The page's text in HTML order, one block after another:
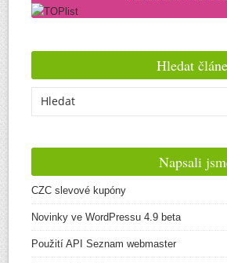
Hledat
Napsali
CZC slevové kupóny
Novinky ve WordPressu 4.9 beta
Použití API Seznam webmaster